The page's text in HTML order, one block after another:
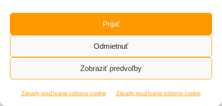
Prijať
Odmietnuť
Zobraziť predvoľby
Zásady používania súborov cookie Zásady používania súborov cookie
FOXOVA STRÁNKA